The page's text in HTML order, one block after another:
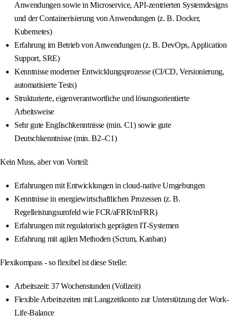
Anwendungen sowie in Microservice, API-zentrierten Systemdesigns
und der Containerisierung von Anwendungen (z. B. Docker,
Kubernetes)
Erfahrung im Betrieb von Anwendungen (z. B. DevOps, Application
Support, SRE)
Kenntnisse moderner Entwicklungsprozesse (CI/CD, Versionierung,
automatisierte Tests)
Strukturierte, eigenverantwortliche und lösungsorientierte
Arbeitsweise
Sehr gute Englischkenntnisse (min. C1) sowie gute
Deutschkenntnisse (min. B2–C1)
Kein Muss, aber von Vorteil:
Erfahrungen mit Entwicklungen in cloud-native Umgebungen
Kenntnisse in energiewirtschaftlichen Prozessen (z. B.
Regelleistungsumfeld wie FCR/aFRR/mFRR)
Erfahrungen mit regulatorisch geprägten IT-Systemen
Erfahrung mit agilen Methoden (Scrum, Kanban)
Flexikompass - so flexibel ist diese Stelle:
Arbeitszeit: 37 Wochenstunden (Vollzeit)
Flexible Arbeitszeiten mit Langzeitkonto zur Unterstützung der Work-
Life-Balance